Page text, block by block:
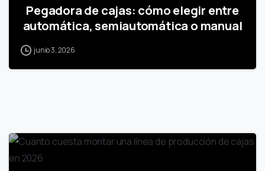
Pegadora de cajas: cómo elegir entre
automática, semiautomática o manual
junio 3, 2026